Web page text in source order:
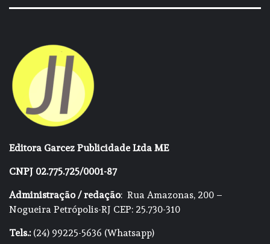
Editora Garcez Publicidade Ltda ME
CNPJ 02.775.725/0001-87
Administração / redação: Rua Amazonas, 200 –
Nogueira Petrópolis-RJ CEP: 25.730-310
Tels.:(24) 99225-5636 (Whatsapp)